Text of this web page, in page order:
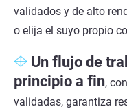
validados y de alto
o elija el suyo propio
Un flujo de
principio a fin,
validadas, garantiza